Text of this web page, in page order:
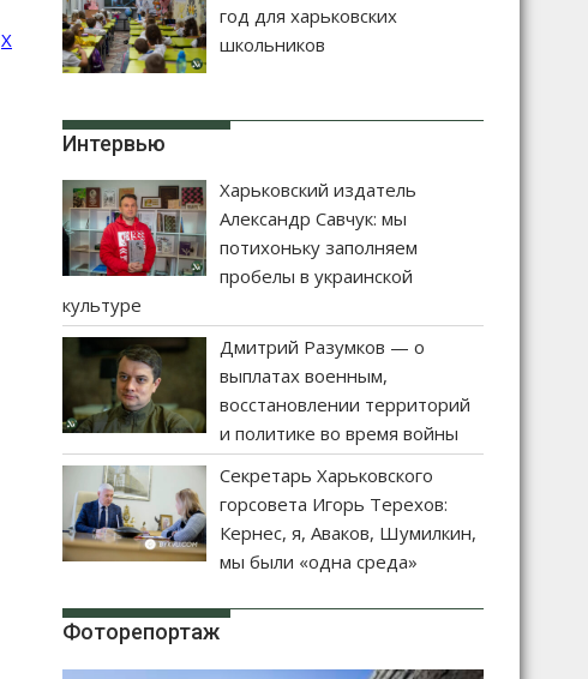
Х
год для харьковских
школьников
Интервью
Харьковский издатель
Александр Савчук: мы
потихоньку заполняем
пробелы в украинской
культуре
Дмитрий Разумков — о
выплатах военным,
восстановлении территорий
и политике во время войны
Секретарь Харьковского
горсовета Игорь Терехов:
Кернес, я, Аваков, Шумилкин,
мы были «одна среда»
Фоторепортаж